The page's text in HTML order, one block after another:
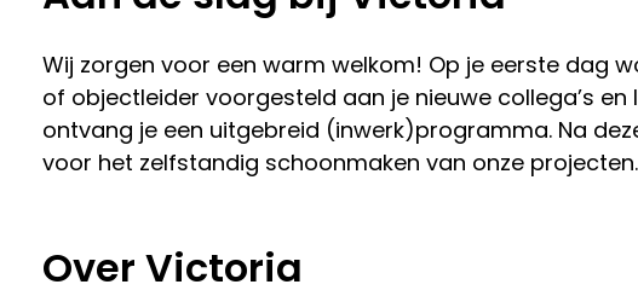
Wij zorgen voor een warm welkom! Op je eerste dag
of objectleider voorgesteld aan je nieuwe collega’s
ontvang je een uitgebreid (inwerk)programma. Na
voor het zelfstandig schoonmaken van onze projecten.
Over Victoria